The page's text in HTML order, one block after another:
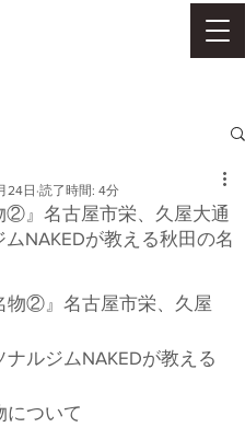
②』名古屋市栄、久屋大通
NAKEDが教える秋田の名
24日 読了時間: 4分
②』名古屋市栄、久屋
ナルジムNAKEDが教える
について